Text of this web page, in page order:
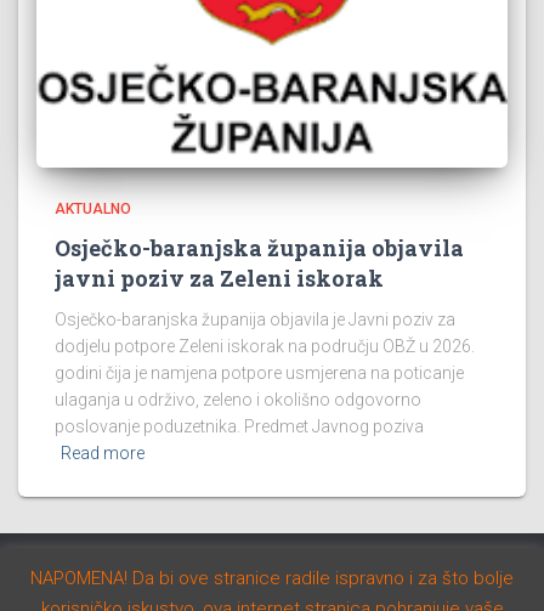
AKTUALNO
Osječko-baranjska županija objavila
javni poziv za Zeleni iskorak
Osječko-baranjska županija objavila je Javni poziv za
dodjelu potpore Zeleni iskorak na području OBŽ u 2026.
godini čija je namjena potpore usmjerena na poticanje
ulaganja u održivo, zeleno i okolišno odgovorno
poslovanje poduzetnika. Predmet Javnog poziva
Read more
AKTUALNO NATJEČAJI STUDIJE I PROGRAMI
NAPOMENA! Da bi ove stranice radile ispravno i za što bolje